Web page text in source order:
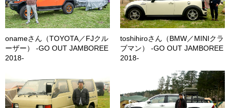
onameさん（TOYOTA／FJクル
ーザー） -GO OUT JAMBOREE
2018-
toshihiroさん（BMW／MINIクラ
ブマン） -GO OUT JAMBOREE
2018-